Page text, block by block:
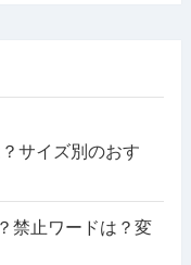
サイズ別のおす
禁止ワードは？変